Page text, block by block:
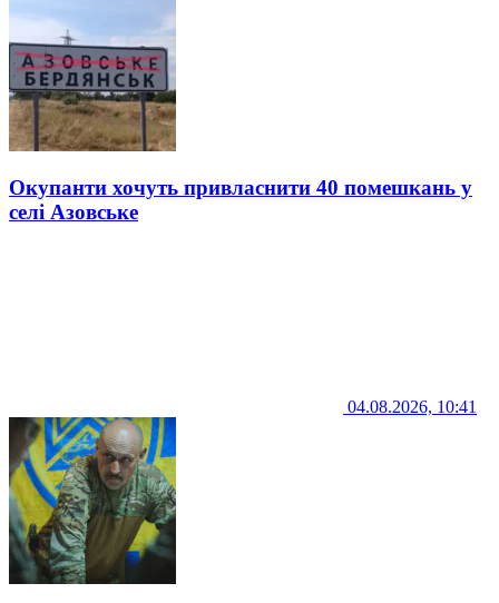
Окупанти хочуть привласнити 40 помешкань у
селі Азовське
04.08.2026, 10:41